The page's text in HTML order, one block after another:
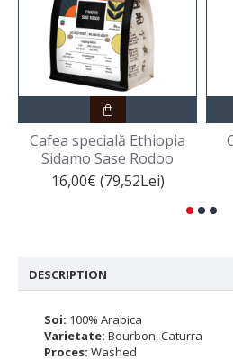
Cafea specială Ethiopia
Sidamo Sase Rodoo
16,00€ (79,52Lei)
DESCRIPTION
Soi: 100% Arabica
Varietate: Bourbon, Caturra
Proces: Washed